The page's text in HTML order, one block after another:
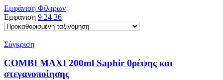
Εμφάνιση Φίλτρων
Εμφάνιση 9 24 36
Σύγκριση
COMBI MAXI 200ml Saphir θρέψης και
στεγανοποίησης